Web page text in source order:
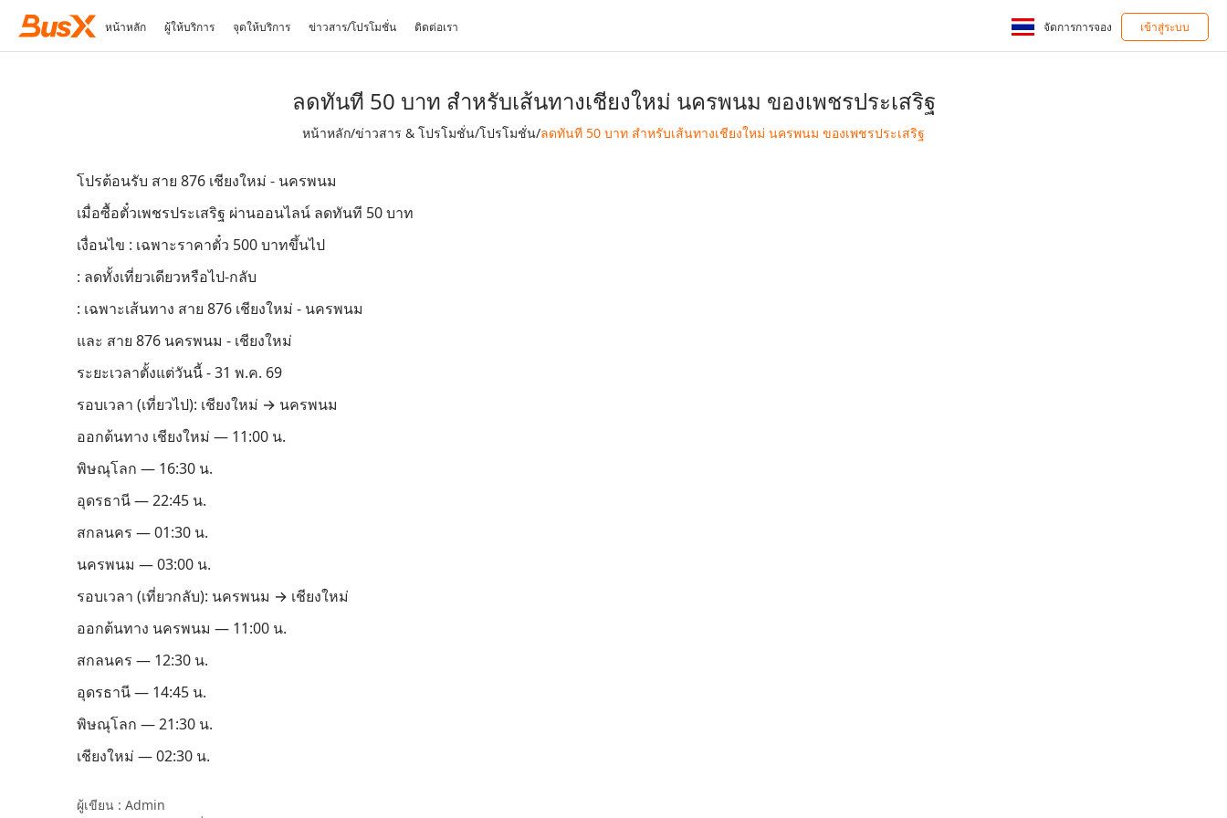
หน้าหลัก ผู้ให้บริการ จุดให้บริการ ข่าวสาร/โปรโมชั่น ติดต่อเรา จัดการการจอง เข้าสู่ระบบ
ลดทันที 50 บาท สำหรับเส้นทางเชียงใหม่ นครพนม ของเพชรประเสริฐ
หน้าหลัก/ข่าวสาร & โปรโมชั่น/โปรโมชั่น/ลดทันที 50 บาท สำหรับเส้นทางเชียงใหม่ นครพนม ของเพชรประเสริฐ
โปรต้อนรับ สาย 876 เชียงใหม่ - นครพนม
เมื่อซื้อตั๋วเพชรประเสริฐ ผ่านออนไลน์ ลดทันที 50 บาท
เงื่อนไข : เฉพาะราคาตั๋ว 500 บาทขึ้นไป
: ลดทั้งเที่ยวเดียวหรือไป-กลับ
: เฉพาะเส้นทาง สาย 876 เชียงใหม่ - นครพนม
และ สาย 876 นครพนม - เชียงใหม่
ระยะเวลาตั้งแต่วันนี้ - 31 พ.ค. 69
รอบเวลา (เที่ยวไป): เชียงใหม่ → นครพนม
ออกต้นทาง เชียงใหม่ — 11:00 น.
พิษณุโลก — 16:30 น.
อุดรธานี — 22:45 น.
สกลนคร — 01:30 น.
นครพนม — 03:00 น.
รอบเวลา (เที่ยวกลับ): นครพนม → เชียงใหม่
ออกต้นทาง นครพนม — 11:00 น.
สกลนคร — 12:30 น.
อุดรธานี — 14:45 น.
พิษณุโลก — 21:30 น.
เชียงใหม่ — 02:30 น.
ผู้เขียน : Admin